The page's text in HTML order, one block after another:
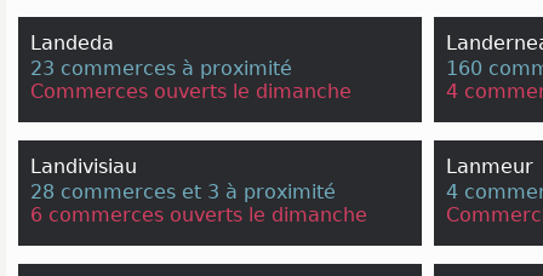
Landeda
23 commerces à proximité
Commerces ouverts le dimanche
160
4
Landivisiau
28 commerces et 3 à proximité
6 commerces ouverts le dimanche
Lanmeur
4